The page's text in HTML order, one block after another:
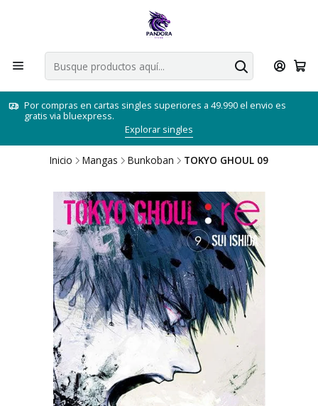
Por compras en cartas singles superiores a 49.990 el envio es
gratis via bluexpress.
Explorar singles
Inicio Mangas Bunkoban TOKYO GHOUL 09